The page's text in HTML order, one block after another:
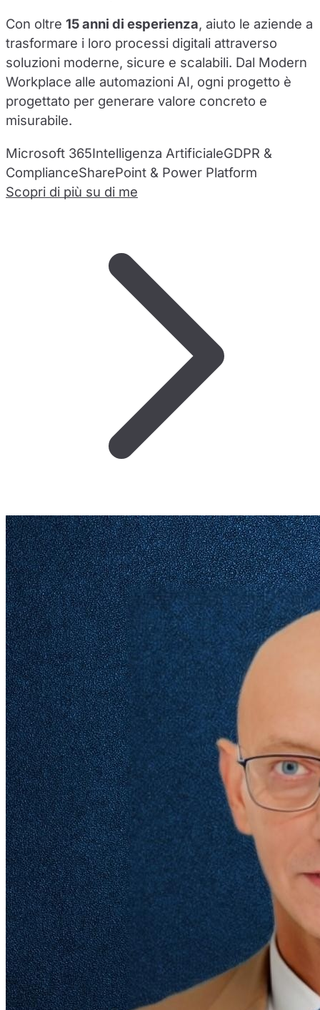
Con oltre 15 anni di esperienza, aiuto le aziende a
trasformare i loro processi digitali attraverso
soluzioni moderne, sicure e scalabili. Dal Modern
Workplace alle automazioni AI, ogni progetto è
progettato per generare valore concreto e
misurabile.
Microsoft 365Intelligenza ArtificialeGDPR &
ComplianceSharePoint & Power Platform
Scopri di più su di me